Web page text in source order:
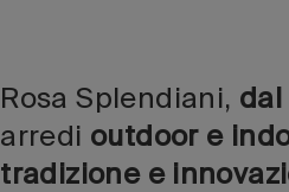
Rosa Splendiani, dal
arredi outdoor e
tradizione e